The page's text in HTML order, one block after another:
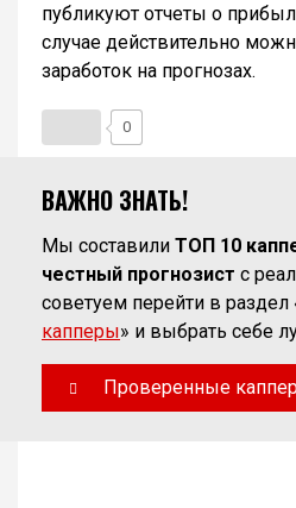
публикуют отчеты о
случае действительно
заработок на прогнозах.
0
ВАЖНО ЗНАТЬ!
Мы составили ТОП 10
честный прогнозист с
советуем перейти в раздел
капперы» и выбрать себе
Проверенные